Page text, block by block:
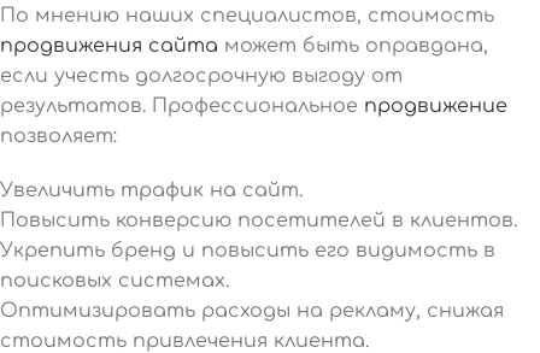
По мнению наших специалистов, стоимость
продвижения сайта может быть оправдана,
если учесть долгосрочную выгоду от
результатов. Профессиональное продвижение
позволяет:
Увеличить трафик на сайт.
Повысить конверсию посетителей в клиентов.
Укрепить бренд и повысить его видимость в
поисковых системах.
Оптимизировать расходы на рекламу, снижая
стоимость привлечения клиента.